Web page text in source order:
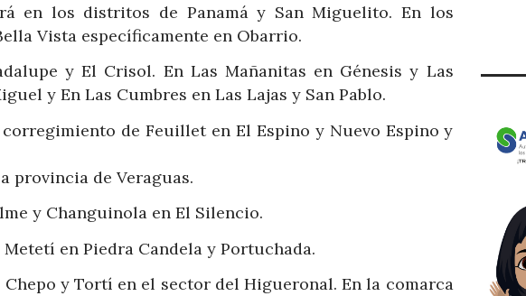
en los distritos de Panamá y San Miguelito. En los
Vista específicamente en Obarrio.
y El Crisol. En Las Mañanitas en Génesis y Las
y En Las Cumbres en Las Lajas y San Pablo.
de Feuillet en El Espino y Nuevo Espino y
provincia de Veraguas.
y Changuinola en El Silencio.
en Piedra Candela y Portuchada.
Chepo y Tortí en el sector del Higueronal. En la comarca